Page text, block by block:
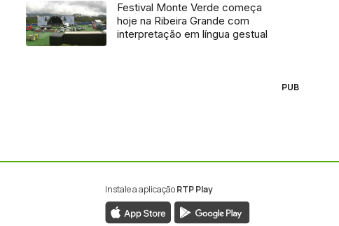
Festival Monte Verde começa
hoje na Ribeira Grande com
interpretação em língua gestual
PUB
Instale a aplicaçãoRTP Play